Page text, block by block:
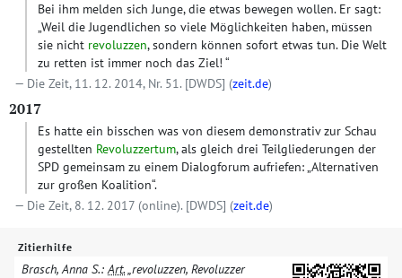
Bei ihm melden sich Junge, die etwas bewegen wollen. Er sagt:
„Weil die Jugendlichen so viele Möglichkeiten haben, müssen
sie nicht revoluzzen, sondern können sofort etwas tun. Die Welt
zu retten ist immer noch das Ziel! “
Die Zeit, 11. 12. 2014, Nr. 51. [DWDS] (zeit.de)
2017
Es hatte ein bisschen was von diesem demonstrativ zur Schau
gestellten Revoluzzertum, als gleich drei Teilgliederungen der
SPD gemeinsam zu einem Dialogforum aufriefen: „Alternativen
zur großen Koalition“.
Die Zeit, 8. 12. 2017 (online). [DWDS] (zeit.de)
Zitierhilfe
Brasch, Anna S.:Art.„revoluzzen, Revoluzzer